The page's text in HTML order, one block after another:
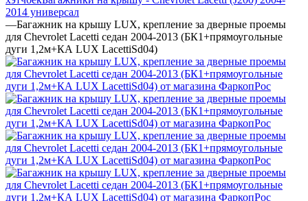
2014 универсал
—Багажник на крышу LUX, крепление за дверные проемы
для Chevrolet Lacetti седан 2004-2013 (БК1+прямоугольные
дуги 1,2м+КА LUX LacettiSd04)